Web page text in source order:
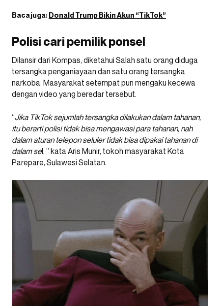
Baca juga:Donald Trump Bikin Akun “TikTok”
Polisi cari pemilik ponsel
Dilansir dari Kompas, diketahui Salah satu orang diduga
tersangka penganiayaan dan satu orang tersangka
narkoba. Masyarakat setempat pun mengaku kecewa
dengan video yang beredar tersebut.
“Jika TikTok sejumlah tersangka dilakukan dalam tahanan,
itu berarti polisi tidak bisa mengawasi para tahanan, nah
dalam aturan telepon seluler tidak bisa dipakai tahanan di
dalam sel, ” kata Aris Munir, tokoh masyarakat Kota
Parepare, Sulawesi Selatan.